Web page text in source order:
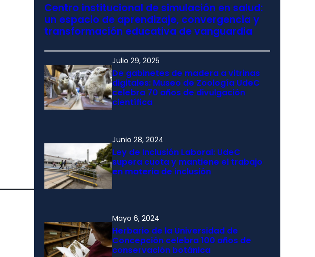
Centro institucional de simulación en salud:
un espacio de aprendizaje, convergencia y
transformación educativa de vanguardia
Julio 29, 2025
De gabinetes de madera a vitrinas
digitales: Museo de Zoología UdeC
celebra 70 años de divulgación
científica
Junio 28, 2024
Ley de Inclusión Laboral: UdeC
supera cuota y mantiene el trabajo
en materia de inclusión
Mayo 6, 2024
Herbario de la Universidad de
Concepción celebra 100 años de
conservación botánica